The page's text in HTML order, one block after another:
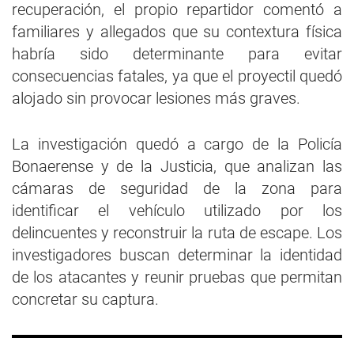
recuperación, el propio repartidor comentó a
familiares y allegados que su contextura física
habría sido determinante para evitar
consecuencias fatales, ya que el proyectil quedó
alojado sin provocar lesiones más graves.
La investigación quedó a cargo de la Policía
Bonaerense y de la Justicia, que analizan las
cámaras de seguridad de la zona para
identificar el vehículo utilizado por los
delincuentes y reconstruir la ruta de escape. Los
investigadores buscan determinar la identidad
de los atacantes y reunir pruebas que permitan
concretar su captura.